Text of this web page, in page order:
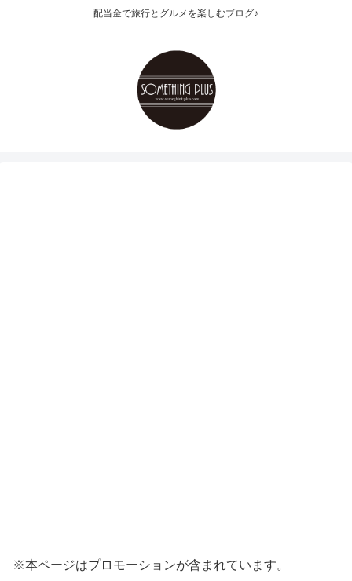
配当金で旅行とグルメを楽しむブログ♪
※本ページはプロモーションが含まれています。